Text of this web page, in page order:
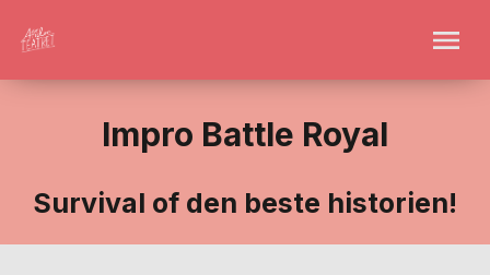
Impro Battle Royal
Survival of den beste historien!